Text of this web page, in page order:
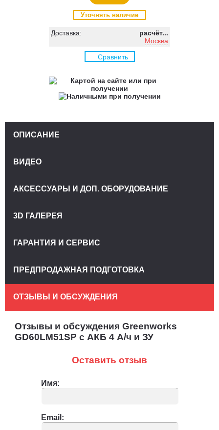
Уточнять наличие
Доставка:
расчёт...
Москва
Сравнить
Отзывы и обсуждения Greenworks
GD60LM51SP с АКБ 4 А/ч и ЗУ
Оставить отзыв
Имя:
Email:
ОПИСАНИЕ
ВИДЕО
АКСЕССУАРЫ И ДОП. ОБОРУДОВАНИЕ
3D ГАЛЕРЕЯ
ГАРАНТИЯ И СЕРВИС
ПРЕДПРОДАЖНАЯ ПОДГОТОВКА
ОТЗЫВЫ И ОБСУЖДЕНИЯ